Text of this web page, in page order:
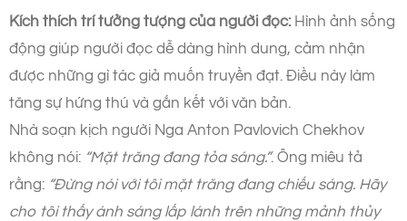
Kích thích trí tưởng tượng của người đọc:Hình ảnh sống
động giúp người đọc dễ dàng hình dung, cảm nhận
được những gì tác giả muốn truyền đạt. Điều này làm
tăng sự hứng thú và gắn kết với văn bản.
Nhà soạn kịch người Nga Anton Pavlovich Chekhov
không nói: “Mặt trăng đang tỏa sáng.”. Ông miêu tả
rằng: “Đừng nói với tôi mặt trăng đang chiếu sáng. Hãy
cho tôi thấy ánh sáng lấp lánh trên những mảnh thủy